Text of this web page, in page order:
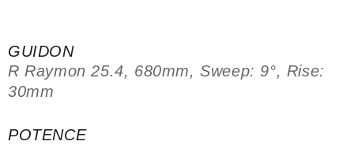
GUIDON
R Raymon 25.4, 680mm, Sweep: 9°, Rise:
30mm
POTENCE